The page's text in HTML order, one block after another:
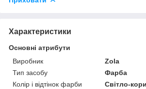
Характеристики
Основні атрибути
Виробник
Zola
Тип засобу
Фарба
Колір і відтінок фарби
Світло-